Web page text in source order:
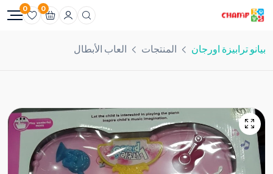
0
0
بيانو ترابيزة اورجان المنتجات العاب الأبطال